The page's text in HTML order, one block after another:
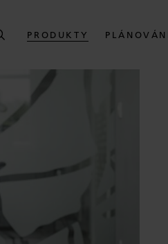
PRODUKTY